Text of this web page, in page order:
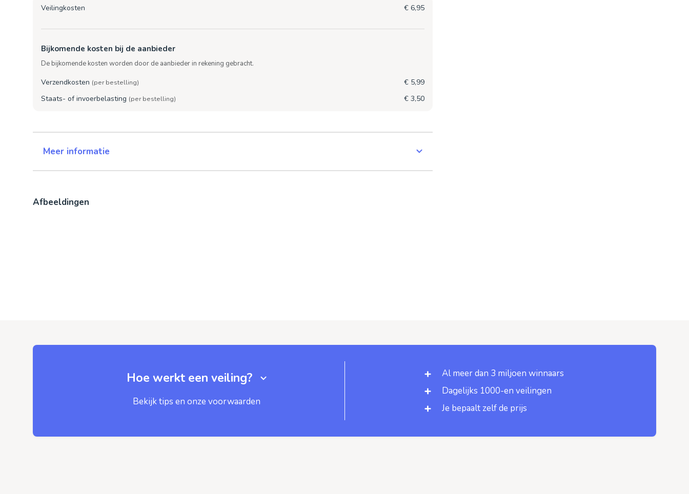
Veilingkosten € 6,95
Bijkomende kosten bij de aanbieder
De bijkomende kosten worden door de aanbieder in rekening gebracht.
Verzendkosten (per bestelling)
€ 5,99
Staats- of invoerbelasting (per bestelling) € 3,50
Meer informatie
Afbeeldingen
Hoe werkt een veiling?
Bekijk tips en onze voorwaarden
Al meer dan 3 miljoen winnaars
Dagelijks 1000-en veilingen
Je bepaalt zelf de prijs